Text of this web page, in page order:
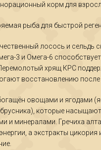
корм для
рыба для быстрой
лосось и сельдь
3 и Омега-6
хрящ КРС
восстановлению после
овощами и ягодами
которые
и минералами. Гречиха
а экстракты